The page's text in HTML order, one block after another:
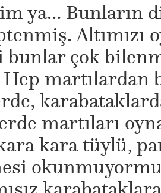
ya… Bunların
bunlar çok
martılardan
martıları
kara tüylü,